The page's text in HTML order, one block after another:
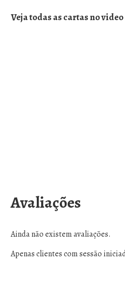
Veja todas as cartas no
Avaliações
Ainda não existem avaliações.
Apenas clientes com sessão